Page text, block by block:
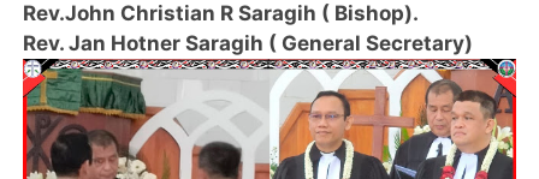
Rev.John Christian R Saragih ( Bishop).
Rev. Jan Hotner Saragih ( General Secretary)